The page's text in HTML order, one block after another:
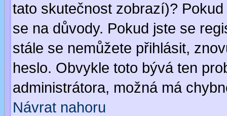
tato skutečnost zobrazí)?
se na důvody. Pokud jste se
stále se nemůžete přihlásit,
heslo. Obvykle toto bývá ten
administrátora, možná má
Návrat nahoru